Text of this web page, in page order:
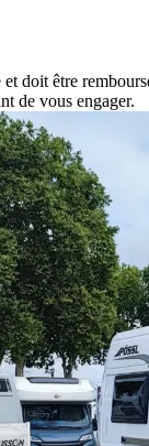
doit être
de vous engager.